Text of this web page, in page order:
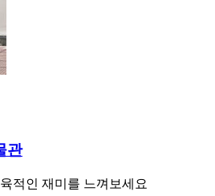
관
적인 재미를 느껴보세요